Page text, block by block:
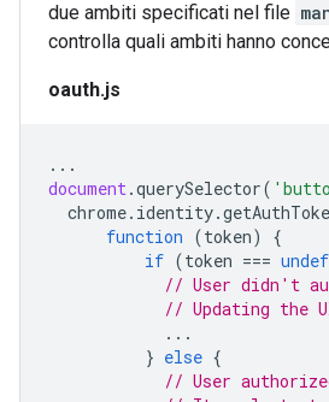
due ambiti specificati nel file
controlla quali ambiti hanno
oauth.js
...
document.querySelector(
chrome. identity.
function (token)
{
if (token ===
// User didn't
// Updating the
...
} else {
// User